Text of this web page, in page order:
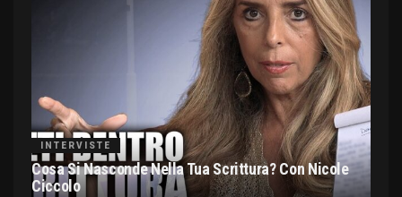
INTERVISTE
Cosa Si Nasconde Nella Tua Scrittura? Con Nicole
Ciccolo